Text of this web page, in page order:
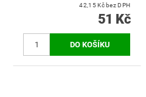
42,15 Kč bez DPH
51 Kč